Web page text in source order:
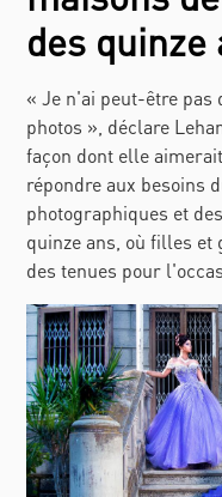
des quinze
« Je n'ai peut-être pas
photos », déclare
façon dont elle
répondre aux besoins
photographiques et
quinze ans, où filles
des tenues pour